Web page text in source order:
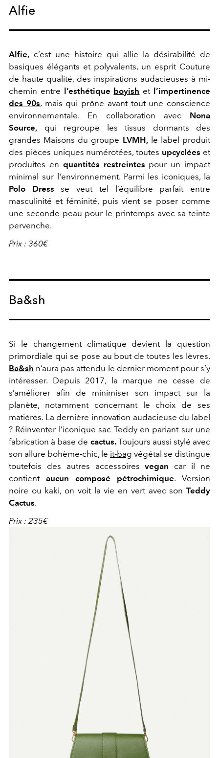
Alfie
Alfie, c’est une histoire qui allie la désirabilité de
basiques élégants et polyvalents, un esprit Couture
de haute qualité, des inspirations audacieuses à mi-
chemin entre l’esthétique boyish et l’impertinence
des 90s, mais qui prône avant tout une conscience
environnementale. En collaboration avec Nona
Source, qui regroupe les tissus dormants des
grandes Maisons du groupe LVMH,le label produit
des pièces uniques numérotées, toutes upcyclées et
produites en quantités restreintes pour un impact
minimal sur l'environnement. Parmi les iconiques, la
Polo Dress se veut tel l’équilibre parfait entre
masculinité et féminité, puis vient se poser comme
une seconde peau pour le printemps avec sa teinte
pervenche.
Prix : 360€
Ba&sh
Si le changement climatique devient la question
primordiale qui se pose au bout de toutes les lèvres,
Ba&sh n’aura pas attendu le dernier moment pour s’y
intéresser. Depuis 2017, la marque ne cesse de
s’améliorer afin de minimiser son impact sur la
planète, notamment concernant le choix de ses
matières. La dernière innovation audacieuse du label
? Réinventer l’iconique sac Teddy en pariant sur une
fabrication à base de cactus.Toujours aussi stylé avec
son allure bohème-chic, le it-bag végétal se distingue
toutefois des autres accessoiresvegan car il ne
contient aucun composé pétrochimique. Version
noire ou kaki, on voit la vie en vert avec son Teddy
Cactus.
Prix : 235€